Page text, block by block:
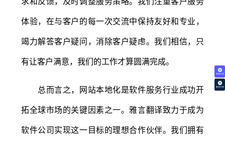
免费试译
翻译价格
体验，在与客户的每一次交流中保持友好和专业，
竭力解答客户疑问，消除客户疑虑。我们相信，只
有让客户满意，我们的工作才算圆满完成。
总而言之，网站本地化是软件服务行业成功开
拓全球市场的关键因素之一。雅言翻译致力于成为
软件公司实现这一目标的理想合作伙伴。我们拥有